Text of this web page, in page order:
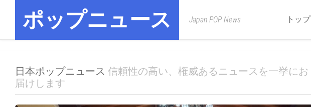
contentポップニュース Japan POP News トップ
日本ポップニュース 信頼性の高い、権威あるニュースを一挙にお
届けします